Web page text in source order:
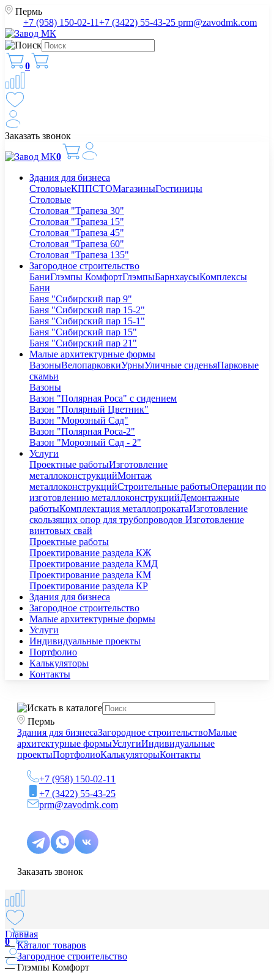
Пермь
+7 (958) 150-02-11+7 (3422) 55-43-25 prm@zavodmk.com
0
Заказать звонок
0
Здания для бизнеса
СтоловыеКППСТОМагазиныГостиницы
Столовые
Столовая "Трапеза 30"
Столовая "Трапеза 15"
Столовая "Трапеза 45"
Столовая "Трапеза 60"
Столовая "Трапеза 135"
Загородное строительство
БаниГлэмпы КомфортГлэмпыБарнхаусыКомплексы
Бани
Баня "Сибирский пар 9"
Баня "Сибирский пар 15-2"
Баня "Сибирский пар 15-1"
Баня "Сибирский пар 15"
Баня "Сибирский пар 21"
Малые архитектурные формы
ВазоныВелопарковкиУрныУличные сиденьяПарковые
скамьи
Вазоны
Вазон "Полярная Роса" с сидением
Вазон "Полярный Цветник"
Вазон "Морозный Сад"
Вазон "Полярная Роса-2"
Вазон "Морозный Сад - 2"
Услуги
Проектные работыИзготовление
металлоконструкцийМонтаж
металлоконструкцийСтроительные работыОперации по
изготовлению металлоконструкцийДемонтажные
работыКомплектация металлопрокатаИзготовление
скользящих опор для трубопроводов Изготовление
винтовых свай
Проектные работы
Проектирование раздела КЖ
Проектирование раздела КМД
Проектирование раздела КМ
Проектирование раздела КР
Здания для бизнеса
Загородное строительство
Малые архитектурные формы
Услуги
Индивидуальные проекты
Портфолио
Калькуляторы
Контакты
Пермь
Здания для бизнесаЗагородное строительствоМалые
архитектурные формыУслугиИндивидуальные
проектыПортфолиоКалькуляторыКонтакты
+7 (958) 150-02-11
+7 (3422) 55-43-25
prm@zavodmk.com
Заказать звонок
0
Главная
—Каталог товаров
—Загородное строительство
—Глэмпы Комфорт